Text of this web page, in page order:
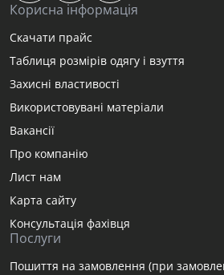
Корисна інформація
Скачати прайс
Таблиця розмірів одягу і взуття
Захисні властивості
Використовувані матеріали
Вакансії
Про компанію
Лист нам
Карта сайту
Консультація фахівця
Послуги
Пошиття на замовлення (при